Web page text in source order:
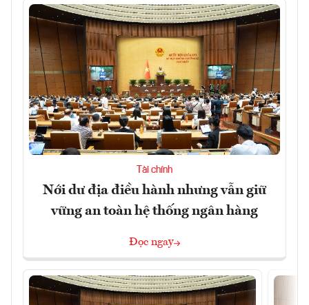
Tài chính
Nới dư địa điều hành nhưng vẫn giữ
vững an toàn hệ thống ngân hàng
Đọc ngay